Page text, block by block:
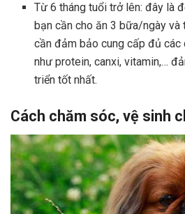
Từ 6 tháng tuổi trở lên: đây là
bạn cần cho ăn 3 bữa/ngày
cần đảm bảo cung cấp đủ các
như protein, canxi, vitamin,…
triển tốt nhất.
Cách chăm sóc, vệ sinh